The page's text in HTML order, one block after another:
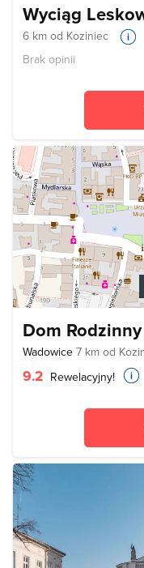
Wyciąg
6 km od Koziniec
Brak opinii
Dom
Wadowice 7 km od
9.2 Rewelacyjny!